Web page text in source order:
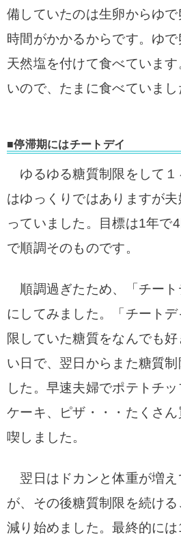
備していたのは生卵からゆで
時間がかかるからです。 ゆ
天然塩を付けて食べていま
いので、たまに食べていまし
■停滞期にはチートデイ
ゆるゆる糖質制限をして１
はゆっくりではありますが
っていました。目標は1年で
で順調そのものです。
順調過ぎたため、「チート
にしてみました。「チート
限していた糖質をなんでも
い日で、翌日からまた糖質
した。 早速夫婦でポテトチッ
ケーキ、ピザ・・・たくさ
喫しました。
翌日はドカンと体重が増え
が、その後糖質制限を続け
減り始めました。最終的に